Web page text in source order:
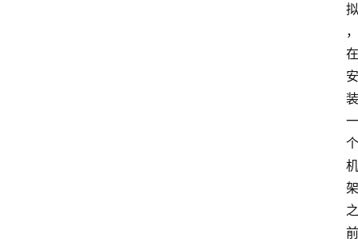
拟
，
在
安
装
一
个
机
架
之
前